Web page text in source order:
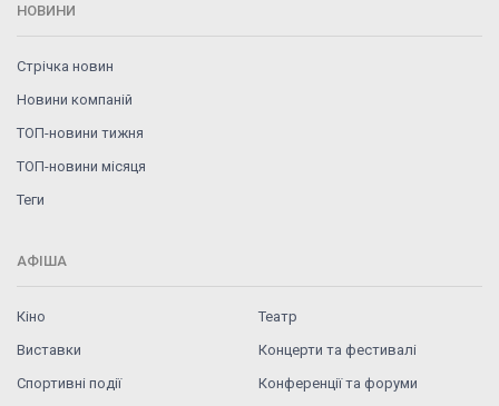
НОВИНИ
Стрічка новин
Новини компаній
ТОП-новини тижня
ТОП-новини місяця
Теги
АФІША
Кіно
Театр
Виставки
Концерти та фестивалі
Спортивні події
Конференції та форуми